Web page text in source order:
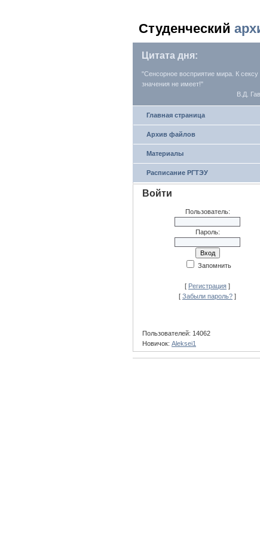
Студенческий
Цитата дня:
"Сенсорное восприятие мира. К сексу
значения не имеет!"
В.Д.
Главная страница
Архив файлов
Материалы
Расписание РГТЭУ
Войти
Пользователь:
Пароль:
Запомнить
[ Регистрация ]
[ Забыли пароль? ]
Пользователей: 14062
Новичок: Aleksei1